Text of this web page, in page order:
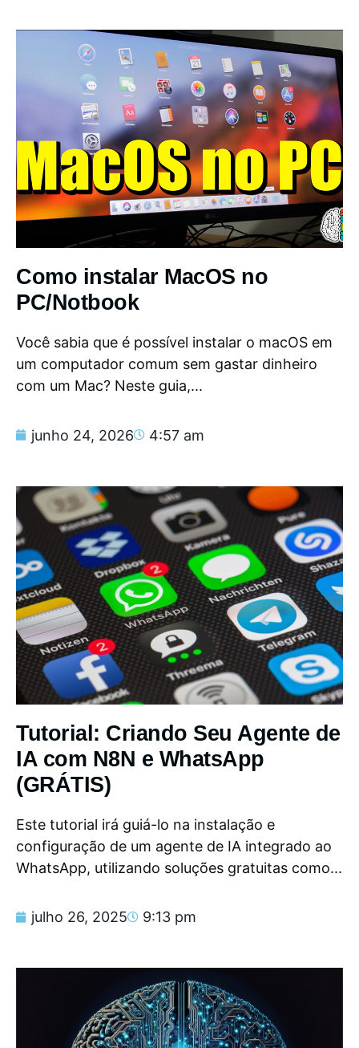
Como instalar MacOS no
PC/Notbook
Você sabia que é possível instalar o macOS em
um computador comum sem gastar dinheiro
com um Mac? Neste guia,...
junho 24, 2026 4:57 am
Tutorial: Criando Seu Agente de
IA com N8N e WhatsApp
(GRÁTIS)
Este tutorial irá guiá-lo na instalação e
configuração de um agente de IA integrado ao
WhatsApp, utilizando soluções gratuitas como...
julho 26, 2025 9:13 pm